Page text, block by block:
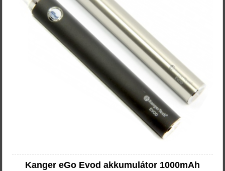
Kanger eGo Evod akkumulátor 1000mAh